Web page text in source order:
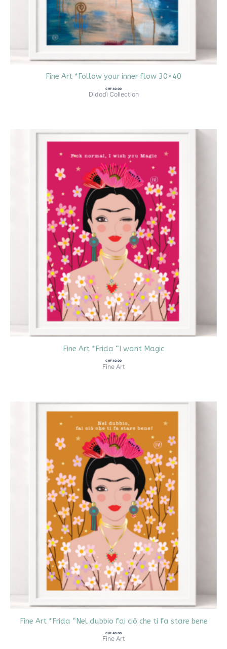
Fine Art *Follow your inner flow 30×40
CHF 40.00
Didodì Collection
Fine Art *Frida “I want Magic
CHF 40.00
Fine Art
Fine Art *Frida “Nel dubbio fai ciò che ti fa stare bene
CHF 40.00
Fine Art